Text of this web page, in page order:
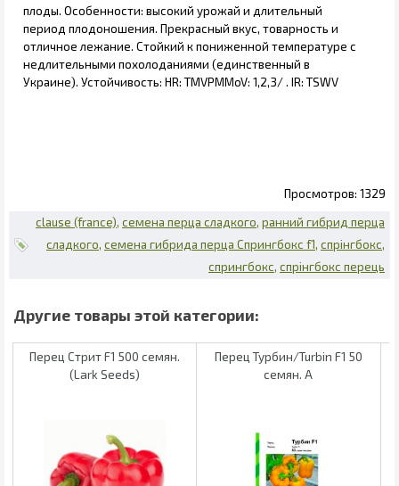
плоды. Особенности: высокий урожай и длительный
период плодоношения. Прекрасный вкус, товарность и
отличное лежание. Стойкий к пониженной температуре с
недлительными похолоданиями (единственный в
Украине). Устойчивость: HR: TMVPMMoV: 1,2,3/ . IR: TSWV
1329
clause (france) семена перца сладкого ранний гибрид перца
сладкого семена гибрида перца Спрингбокс f1 спрінгбокс
спрингбокс спрінгбокс перець
Перец Стрит F1 500 семян.
(Lark Seeds)
Перец Турбин/Turbin F1 50
семян. А